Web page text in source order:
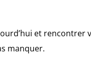
et
manquer.